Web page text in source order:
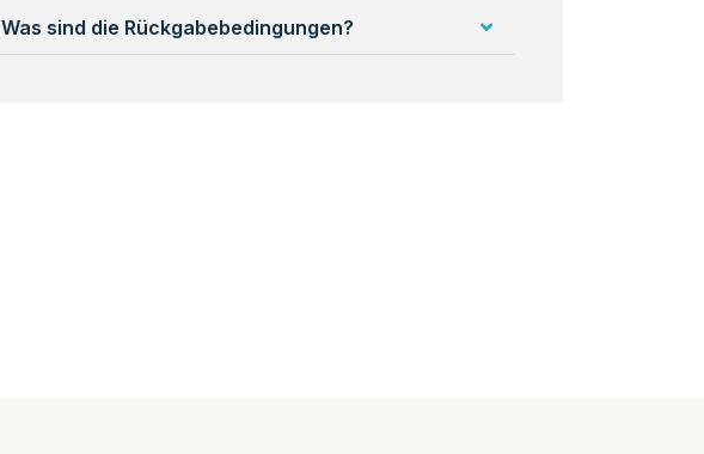
Was sind die Rückgabebedingungen?